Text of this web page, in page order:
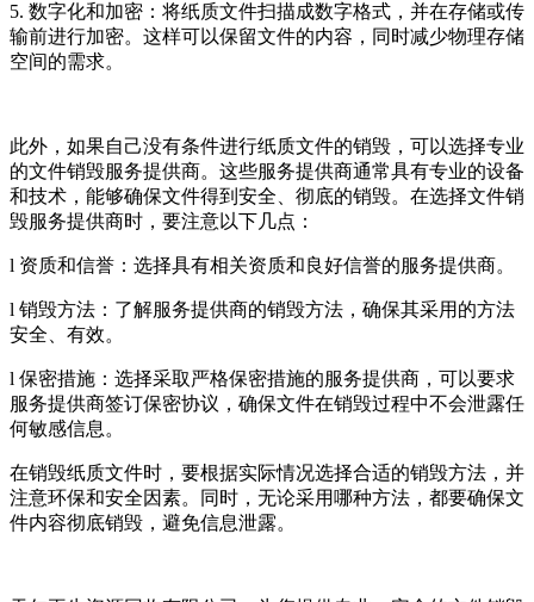
5. 数字化和加密：将纸质文件扫描成数字格式，并在存储或传
输前进行加密。这样可以保留文件的内容，同时减少物理存储
空间的需求。
此外，如果自己没有条件进行纸质文件的销毁，可以选择专业
的文件销毁服务提供商。这些服务提供商通常具有专业的设备
和技术，能够确保文件得到安全、彻底的销毁。在选择文件销
毁服务提供商时，要注意以下几点：
l 资质和信誉：选择具有相关资质和良好信誉的服务提供商。
l 销毁方法：了解服务提供商的销毁方法，确保其采用的方法
安全、有效。
l 保密措施：选择采取严格保密措施的服务提供商，可以要求
服务提供商签订保密协议，确保文件在销毁过程中不会泄露任
何敏感信息。
在销毁纸质文件时，要根据实际情况选择合适的销毁方法，并
注意环保和安全因素。同时，无论采用哪种方法，都要确保文
件内容彻底销毁，避免信息泄露。